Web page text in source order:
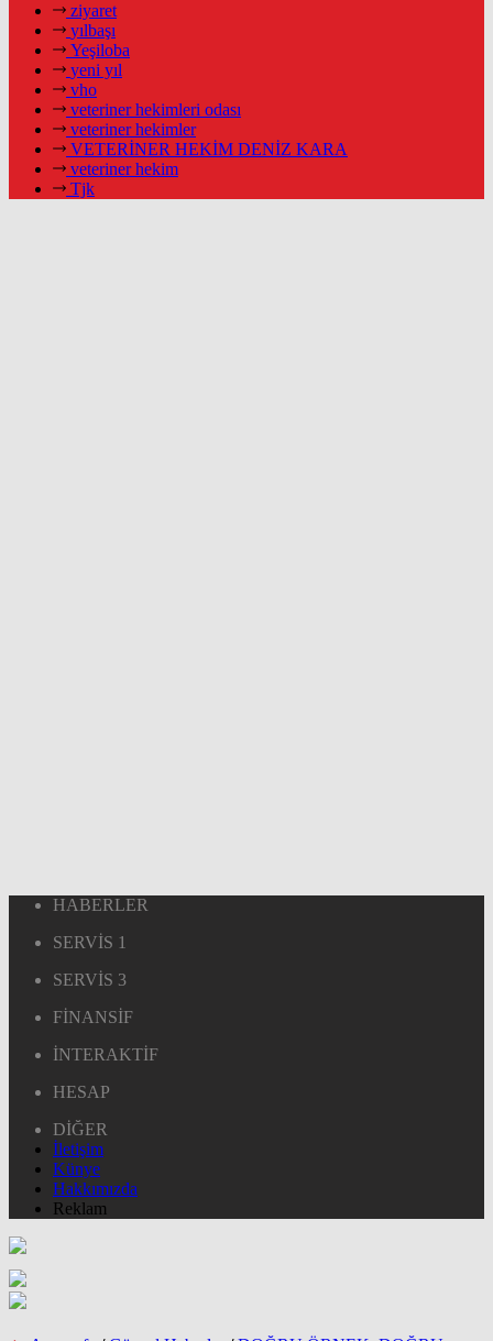
ziyaret
yılbaşı
Yeşiloba
yeni yıl
vho
veteriner hekimleri odası
veteriner hekimler
VETERİNER HEKİM DENİZ KARA
veteriner hekim
Tjk
HABERLER
SERVİS 1
SERVİS 3
FİNANSİF
İNTERAKTİF
HESAP
DİĞER
İletişim
Künye
Hakkımızda
Reklam